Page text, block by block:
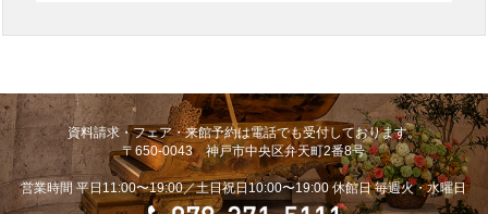
資料請求・フェア・来館予約は電話でも受付しております。
〒650-0043 神戸市中央区弁天町2番8号
営業時間 平日11:00〜19:00／土日祝日10:00〜19:00 休館日 毎週火・水曜日